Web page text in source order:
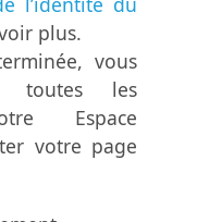
plus.
vous
toutes les
Espace
votre page